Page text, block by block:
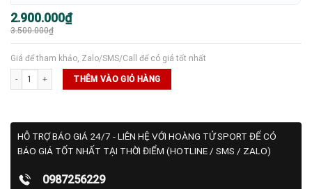
3.500.000₫
Giá
gốc
là:
2.900.000₫
Giá
hiện
tại
Giá để tham khảo, Zalo/SMS/Call để có giá tốt nhất
Túi Pickleball JOOLA Tour Elite số lượng
THÊM VÀO GIỎ HÀNG
HỖ TRỢ BÁO GIÁ 24/7 - LIÊN HỆ VỚI HOÀNG TỬ SPORT ĐỂ CÓ
BÁO GIÁ TỐT NHẤT TẠI THỜI ĐIỂM (HOTLINE / SMS / ZALO)
0987256229